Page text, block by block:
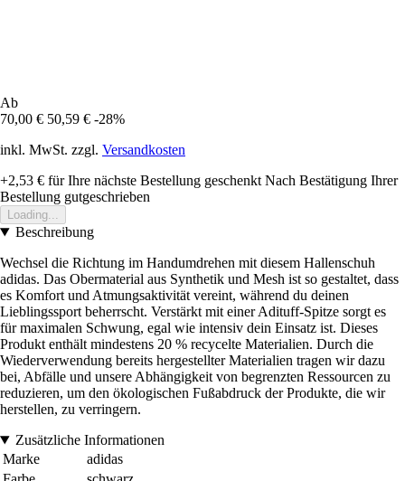
Ab
70,00 € 50,59 € -28%
inkl. MwSt. zzgl. Versandkosten
+2,53 € für Ihre nächste Bestellung geschenkt Nach Bestätigung Ihrer
Bestellung gutgeschrieben
Loading...
Beschreibung
Wechsel die Richtung im Handumdrehen mit diesem Hallenschuh
adidas. Das Obermaterial aus Synthetik und Mesh ist so gestaltet, dass
es Komfort und Atmungsaktivität vereint, während du deinen
Lieblingssport beherrscht. Verstärkt mit einer Adituff-Spitze sorgt es
für maximalen Schwung, egal wie intensiv dein Einsatz ist. Dieses
Produkt enthält mindestens 20 % recycelte Materialien. Durch die
Wiederverwendung bereits hergestellter Materialien tragen wir dazu
bei, Abfälle und unsere Abhängigkeit von begrenzten Ressourcen zu
reduzieren, um den ökologischen Fußabdruck der Produkte, die wir
herstellen, zu verringern.
Zusätzliche Informationen
Marke
adidas